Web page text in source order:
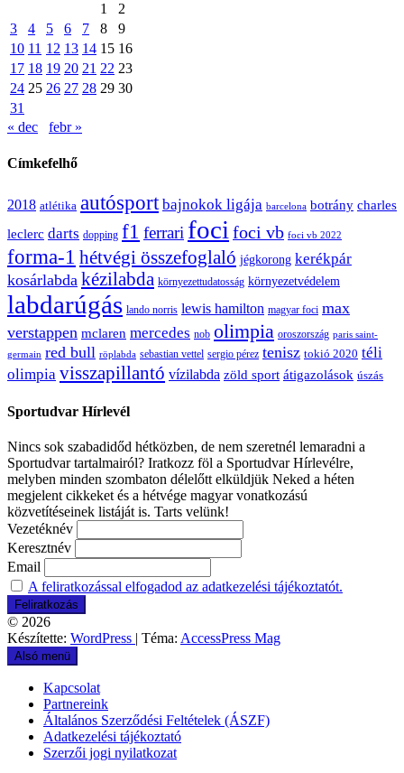
1
2
3
4 5 6 7 8
9
10 11 12 13 14 15 16
17 18 19 20 21 22 23
24 25 26 27 28 29 30
31
« dec
febr »
Címkefelhő
2018 atlétika autósport bajnokok ligája barcelona botrány charles
leclerc darts dopping f1 ferrari foci foci vb foci vb 2022
forma-1 hétvégi összefoglaló jégkorong kerékpár
kosárlabda kézilabda környezettudatosság környezetvédelem
labdarúgás lando norris lewis hamilton magyar foci max
verstappen mclaren mercedes nob olimpia oroszország paris saint-
germain red bull röplabda sebastian vettel sergio pérez tenisz tokió 2020 téli
olimpia visszapillantó vízilabda zöld sport átigazolások úszás
Sportudvar Hírlevél
Nincs sok szabadidőd hétközben, de nem szeretnél lemaradni a
Sportudvar tartalmairól? Iratkozz föl a Sportudvar Hírlevélre,
melyben minden szombaton délelőtt elküldjük Neked a héten
megjelent cikkeket és a hétvége magyar vonatkozású
közvetítéseinek listáját is. Tarts velünk!
Vezetéknév
Keresztnév
Email
A feliratkozással elfogadod az adatkezelési tájékoztatót.
© 2026
Készítette: WordPress | Téma: AccessPress Mag
Alsó menü
Kapcsolat
Partnereink
Általános Szerződési Feltételek (ÁSZF)
Adatkezelési tájékoztató
Szerzői jogi nyilatkozat